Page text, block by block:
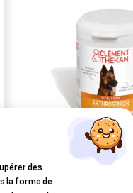
CLEMENT THEKAN
clément thékan
chien et chat x60
des
la forme de